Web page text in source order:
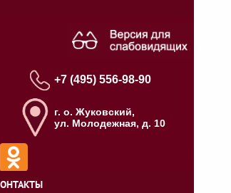
+7 (495) 556-98-90
г. о. Жуковский,
ул. Молодежная, д. 10